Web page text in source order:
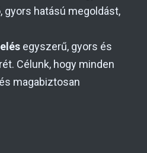
gyors hatású megoldást,
egyszerű, gyors és
Célunk, hogy minden
magabiztosan